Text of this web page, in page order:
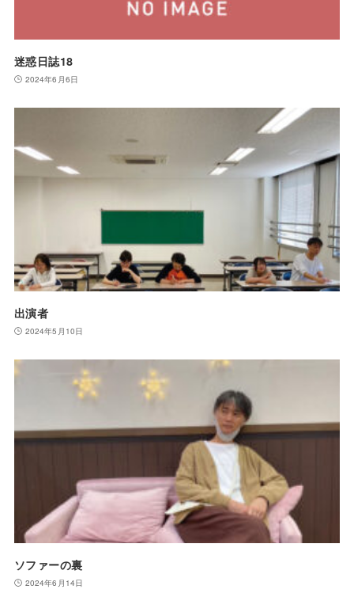
迷惑日誌18
2024年6月6日
出演者
2024年5月10日
ソファーの裏
2024年6月14日